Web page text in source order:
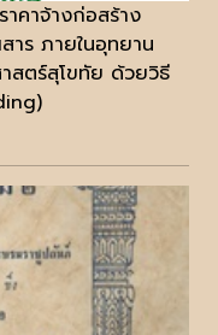
าคาจ้างก่อสร้าง
าร ภายในอุทยาน
สตร์สุโขทัย ด้วยวิธี